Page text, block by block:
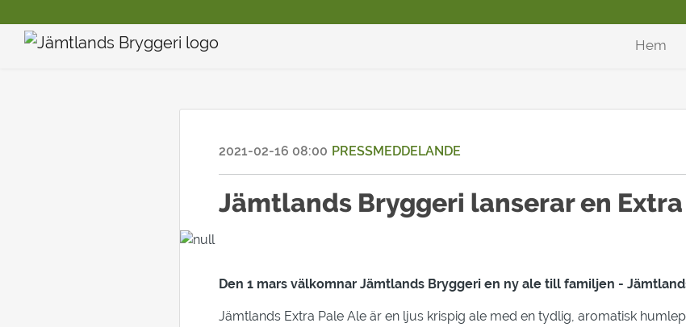
Hem
2021-02-16 08:00 PRESSMEDDELANDE
Jämtlands Bryggeri lanserar en
Den 1 mars välkomnar Jämtlands Bryggeri en ny ale till familjen -
Jämtlands Extra Pale Ale är en ljus krispig ale med en tydlig, aromatisk